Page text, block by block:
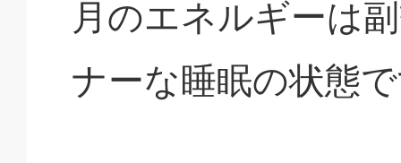
月のエネルギーは
ナーな睡眠の状態